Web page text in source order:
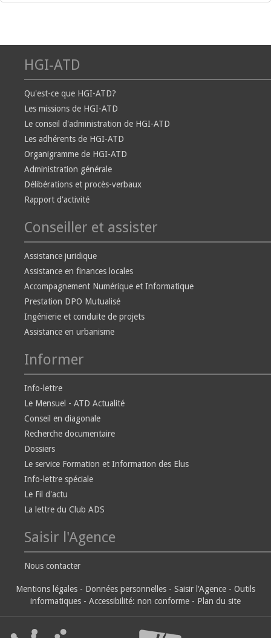
HGI-ATD
Qu'est-ce que HGI-ATD?
Les missions de HGI-ATD
Le conseil d'administration de HGI-ATD
Les adhérents de HGI-ATD
Organigramme de HGI-ATD
Administration générale
Délibérations et procès-verbaux
Rapport d'activité
Conseiller et assister
Assistance juridique
Assistance en finances locales
Accompagnement Numérique et Informatique
Prestation DPO Mutualisé
Ingénierie et conduite de projets
Assistance en urbanisme
Informer
Info-lettre
Le Mensuel - ATD Actualité
Conseil en diagonale
Recherche documentaire
Dossiers
Le service Formation et Information des Elus
Info-lettre spéciale
Le Fil d'actu
La lettre du Club ADS
Saisir l'Agence
Nous contacter
Mentions légales - Données personnelles - Saisir l'Agence - Outils
informatiques - Accessibilité: non conforme - Plan du site